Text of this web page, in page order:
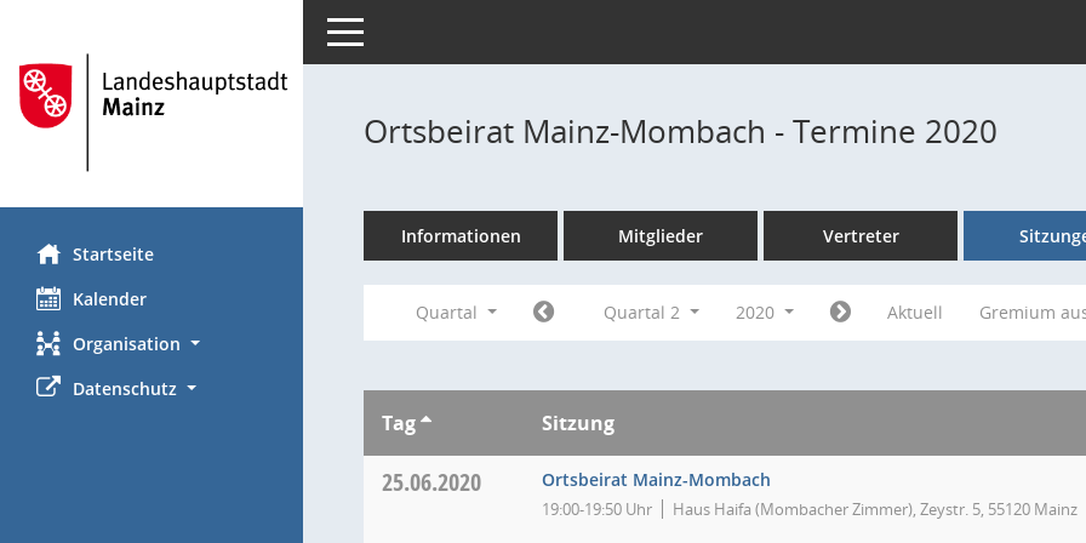
Startseite
Kalender
Organisation
Datenschutz
Toggle navigation
Ortsbeirat Mainz-Mombach - Termine 2020
Informationen Mitglieder Vertreter
Quartal Quartal 2 2020 Aktuell Gremium
Tag Sitzung
25.06.2020 Ortsbeirat Mainz-Mombach
19:00-19:50 Uhr Haus Haifa (Mombacher Zimmer), Zeystr. 5, 55120 Mainz